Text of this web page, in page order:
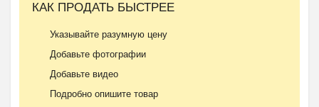
КАК ПРОДАТЬ БЫСТРЕЕ
Указывайте разумную цену
Добавьте фотографии
Добавьте видео
Подробно опишите товар